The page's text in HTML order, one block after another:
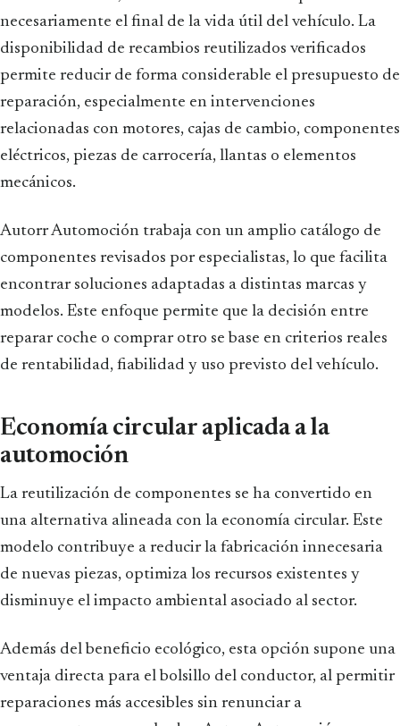
necesariamente el final de la vida útil del vehículo. La
disponibilidad de recambios reutilizados verificados
permite reducir de forma considerable el presupuesto de
reparación, especialmente en intervenciones
relacionadas con motores, cajas de cambio, componentes
eléctricos, piezas de carrocería, llantas o elementos
mecánicos.
Autorr Automoción trabaja con un amplio catálogo de
componentes revisados por especialistas, lo que facilita
encontrar soluciones adaptadas a distintas marcas y
modelos. Este enfoque permite que la decisión entre
reparar coche o comprar otro se base en criterios reales
de rentabilidad, fiabilidad y uso previsto del vehículo.
Economía circular aplicada a la
automoción
La reutilización de componentes se ha convertido en
una alternativa alineada con la economía circular. Este
modelo contribuye a reducir la fabricación innecesaria
de nuevas piezas, optimiza los recursos existentes y
disminuye el impacto ambiental asociado al sector.
Además del beneficio ecológico, esta opción supone una
ventaja directa para el bolsillo del conductor, al permitir
reparaciones más accesibles sin renunciar a